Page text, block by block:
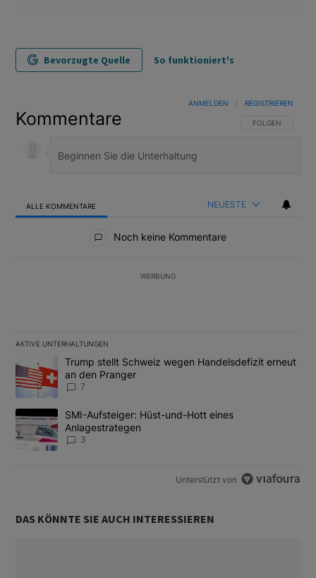
Bevorzugte Quelle So funktioniert's
Kommentare FOLGE DIESER
FOLGEN
ANMELDEN REGISTRIEREN
ALLE KOMMENTARE NEUESTE
Noch keine Kommentare
WERBUNG
AKTIVE UNTERHALTUNGEN
Das Folgende ist eine Liste der am meisten kommentierten
Ein Trendartikel mit dem Titel "Trump stellt Schweiz wegen
Trump stellt Schweiz wegen Handelsdefizit erneut
an den Pranger
7
Ein Trendartikel mit dem Titel "SMI-Aufsteiger: Hüst-und-Hott
SMI-Aufsteiger: Hüst-und-Hott eines
Anlagestrategen
3
Unterstützt von
DAS KÖNNTE SIE AUCH INTERESSIEREN